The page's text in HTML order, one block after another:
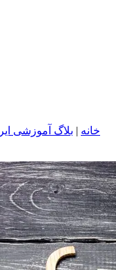
خانه | بلاگ آموزشی